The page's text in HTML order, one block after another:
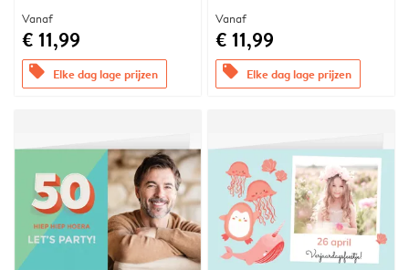
Vanaf
€ 11,99
offers Elke dag lage prijzen
Vanaf
€ 11,99
offers Elke dag lage prijzen